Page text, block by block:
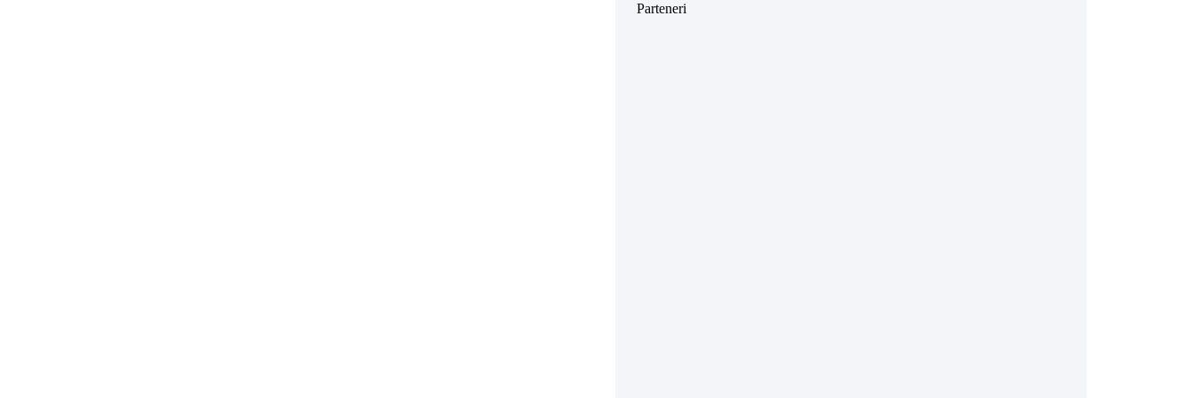
Parteneri